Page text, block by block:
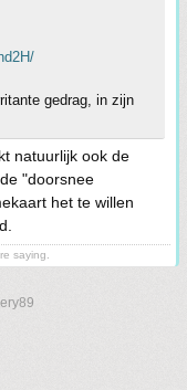
gedrag, in zijn
natuurlijk ook de
"doorsnee
het te willen
saying.